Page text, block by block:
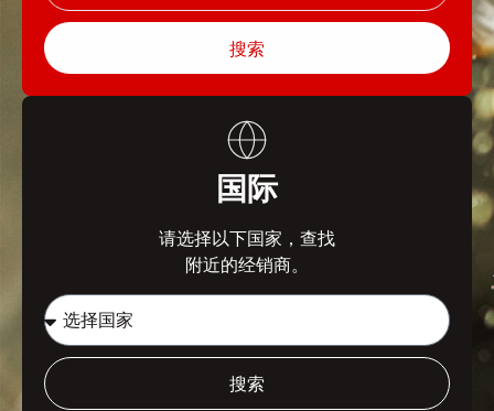
搜索
国际
请选择以下国家，查找
附近的经销商。
搜索